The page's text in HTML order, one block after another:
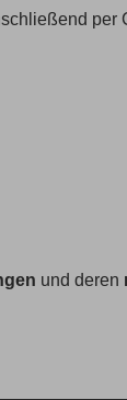
per
und deren